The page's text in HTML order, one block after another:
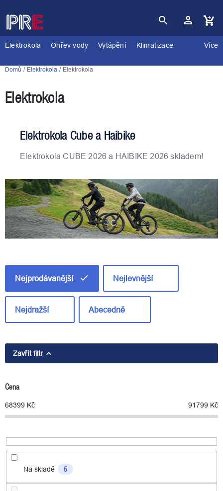
na
obsah
Nákupní
košík
Elektrokola
Ohřev vody Vytápění Klimatizace Více
Domů Elektrokola Elektrokola
Elektrokola
Elektrokola Cube a Haibike
Elektrokola CUBE 2026 a HAIBIKE 2026 skladem!
Ř
e
d
k
ů
Nejprodávanější Nejlevnější
Nejdražší Abecedně
Zavřít filtr
Cena
68399 Kč 91799 Kč
Na skladě 5